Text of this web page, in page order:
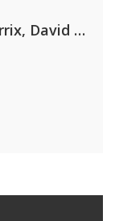
AFROJACK, Martin Garrix, David Guetta & Amél